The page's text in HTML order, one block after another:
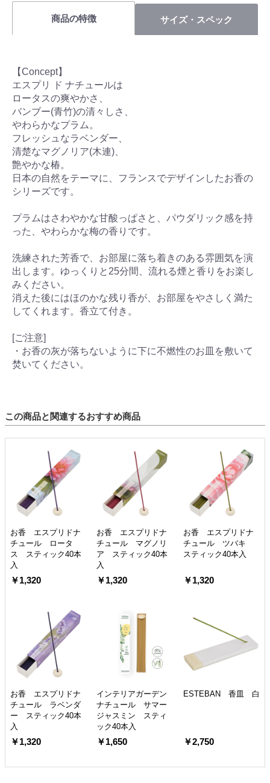
商品の特徴 サイズ・スペック
【Concept】
エスプリ ド ナチュールは
ロータスの爽やかさ、
バンブー(青竹)の清々しさ、
やわらかなプラム。
フレッシュなラベンダー、
清楚なマグノリア(木連)、
艶やかな椿。
日本の自然をテーマに、フランスでデザインしたお香の
シリーズです。
プラムはさわやかな甘酸っぱさと、パウダリック感を持
った、やわらかな梅の香りです。
洗練された芳香で、お部屋に落ち着きのある雰囲気を演
出します。ゆっくりと25分間、流れる煙と香りをお楽し
みください。
消えた後にはほのかな残り香が、お部屋をやさしく満た
してくれます。香立て付き。
[ご注意]
・お香の灰が落ちないように下に不燃性のお皿を敷いて
焚いてください。
この商品と関連するおすすめ商品
お香 エスプリドナ
チュール ロータ
ス スティック40本
入
￥1,320
お香 エスプリドナ
チュール マグノリ
ア スティック40本
入
￥1,320
お香 エスプリドナ
チュール ツバキ
スティック40本入
￥1,320
お香 エスプリドナ
チュール ラベンダ
ー スティック40本
入
￥1,320
インテリアガーデン
ナチュール サマー
ジャスミン スティ
ック40本入
￥1,650
ESTEBAN 香皿 白
￥2,750